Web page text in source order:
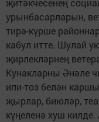
җитәкчесенең
урынбасарларын,
тирә-күрше
кабул итте. Шулай
җирлекләрнең
Кунакларны Әнәле
ипи-тоз белән
җырлар, биюләр,
күңеленә хуш